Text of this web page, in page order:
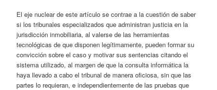
El eje nuclear de este artículo se contrae a la cuestión de saber
si los tribunales especializados que administran justicia en la
jurisdicción inmobiliaria, al valerse de las herramientas
tecnológicas de que disponen legítimamente, pueden formar su
convicción sobre el caso y motivar sus sentencias citando el
sistema utilizado, al margen de que la consulta informática la
haya llevado a cabo el tribunal de manera oficiosa, sin que las
partes lo requieran, e independientemente de las pruebas que